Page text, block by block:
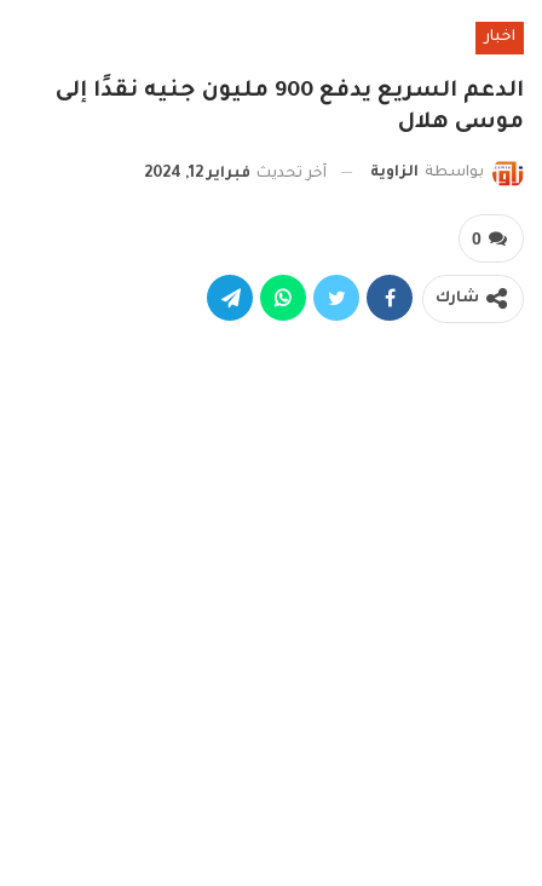
اخبار
الدعم السريع يدفع 900 مليون جنيه نقدًا إلى
موسى هلال
بواسطة الزاوية آخر تحديث فبراير 12, 2024
0
شارك